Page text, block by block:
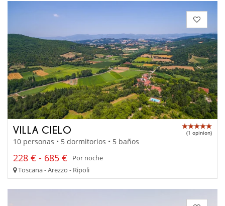
VILLA CIELO (1 opinion)
10 personas • 5 dormitorios • 5 baños
228 € - 685 €
Por noche
Toscana - Arezzo - Ripoli